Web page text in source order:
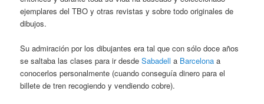
ejemplares del TBO y otras revistas y sobre todo originales de
dibujos.
Su admiración por los dibujantes era tal que con sólo doce años
se saltaba las clases para ir desdeSabadell a Barcelona a
conocerlos personalmente (cuando conseguía dinero para el
billete de tren recogiendo y vendiendo cobre).